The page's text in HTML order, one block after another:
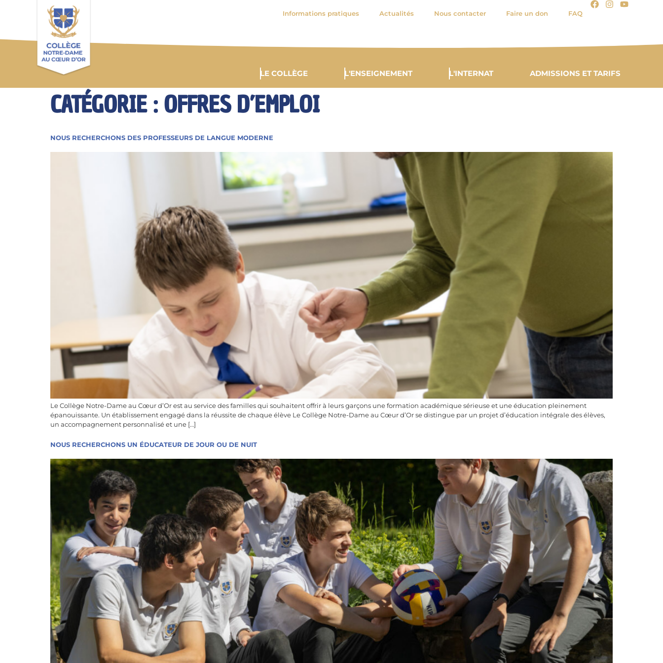
Informations pratiques Actualités Nous contacter Faire un don FAQ
LE COLLÈGE L'ENSEIGNEMENT L'INTERNAT ADMISSIONS ET TARIFS
CATÉGORIE : OFFRES D’EMPLOI
NOUS RECHERCHONS DES PROFESSEURS DE LANGUE MODERNE
Le Collège Notre-Dame au Cœur d’Or est au service des familles qui souhaitent offrir à leurs garçons une formation académique sérieuse et une éducation pleinement
épanouissante. Un établissement engagé dans la réussite de chaque élève Le Collège Notre-Dame au Cœur d’Or se distingue par un projet d’éducation intégrale des élèves,
un accompagnement personnalisé et une […]
NOUS RECHERCHONS UN ÉDUCATEUR DE JOUR OU DE NUIT